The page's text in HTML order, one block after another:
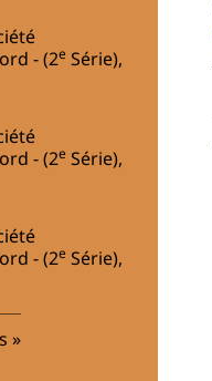
- (2e Série),
- (2e Série),
- (2e Série),